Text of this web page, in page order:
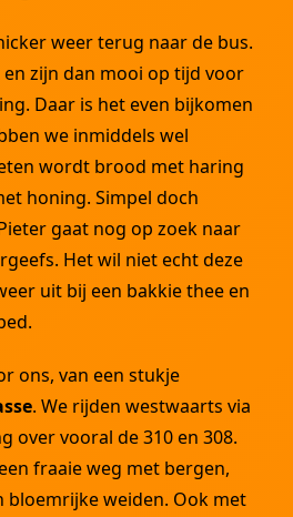
weer terug naar de bus.
zijn dan mooi op tijd voor
Daar is het even bijkomen
we inmiddels wel
wordt brood met haring
honing. Simpel doch
gaat nog op zoek naar
Het wil niet echt deze
uit bij een bakkie thee en
ons, van een stukje
. We rijden westwaarts via
over vooral de 310 en 308.
fraaie weg met bergen,
bloemrijke weiden. Ook met